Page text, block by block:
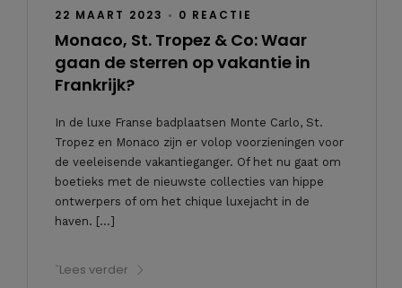
22 MAART 2023 • 0 REACTIE
Monaco, St. Tropez & Co: Waar
gaan de sterren op vakantie in
Frankrijk?
In de luxe Franse badplaatsen Monte Carlo, St.
Tropez en Monaco zijn er volop voorzieningen voor
de veeleisende vakantieganger. Of het nu gaat om
boetieks met de nieuwste collecties van hippe
ontwerpers of om het chique luxejacht in de
haven. […]
`Lees verder